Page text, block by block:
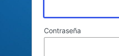
Contraseña